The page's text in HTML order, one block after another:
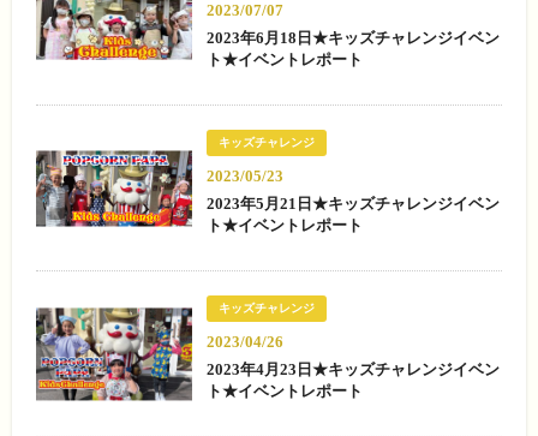
2023/07/07
2023年6月18日★キッズチャレンジイベン
ト★イベントレポート
2023/05/23
2023年5月21日★キッズチャレンジイベン
ト★イベントレポート
キッズチャレンジ
2023/04/26
2023年4月23日★キッズチャレンジイベン
ト★イベントレポート
キッズチャレンジ